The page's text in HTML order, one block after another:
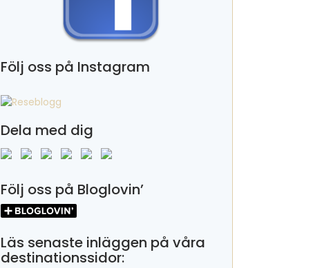
Följ oss på Instagram
Dela med dig
Följ oss på Bloglovin’
Läs senaste inläggen på våra
destinationssidor: